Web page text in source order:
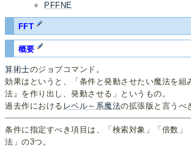
PFFNE
FFT
概要
算術士のジョブコマンド。
効果はというと、「条件と発動させたい魔法を組
法』を作り出し、発動させる」というもの。
過去作における レベル～系魔法の拡張版と言うべ
条件に指定すべき項目は、「検索対象」「倍数」
法」の3つ。